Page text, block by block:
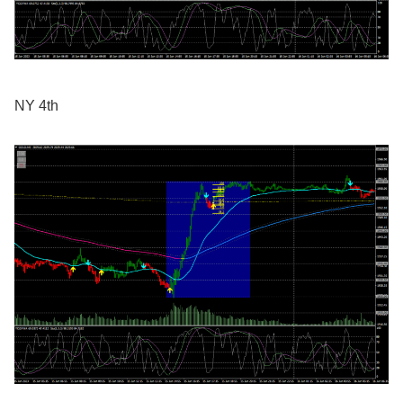
NY 4th